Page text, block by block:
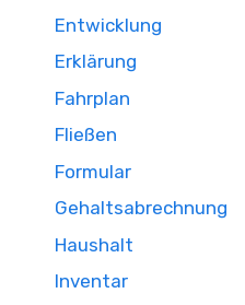
Entwicklung
Erklärung
Fahrplan
Fließen
Formular
Gehaltsabrechnung
Haushalt
Inventar